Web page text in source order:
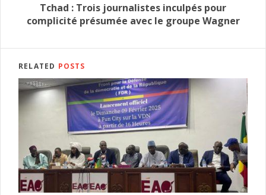
Tchad : Trois journalistes inculpés pour
complicité présumée avec le groupe Wagner
RELATED POSTS